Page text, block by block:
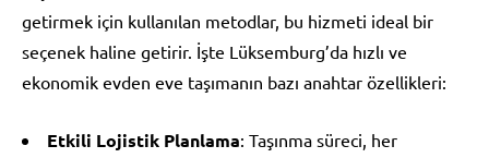
getirmek için kullanılan metodlar, bu hizmeti ideal bir
seçenek haline getirir. İşte Lüksemburg’da hızlı ve
ekonomik evden eve taşımanın bazı anahtar özellikleri:
Etkili Lojistik Planlama: Taşınma süreci, her